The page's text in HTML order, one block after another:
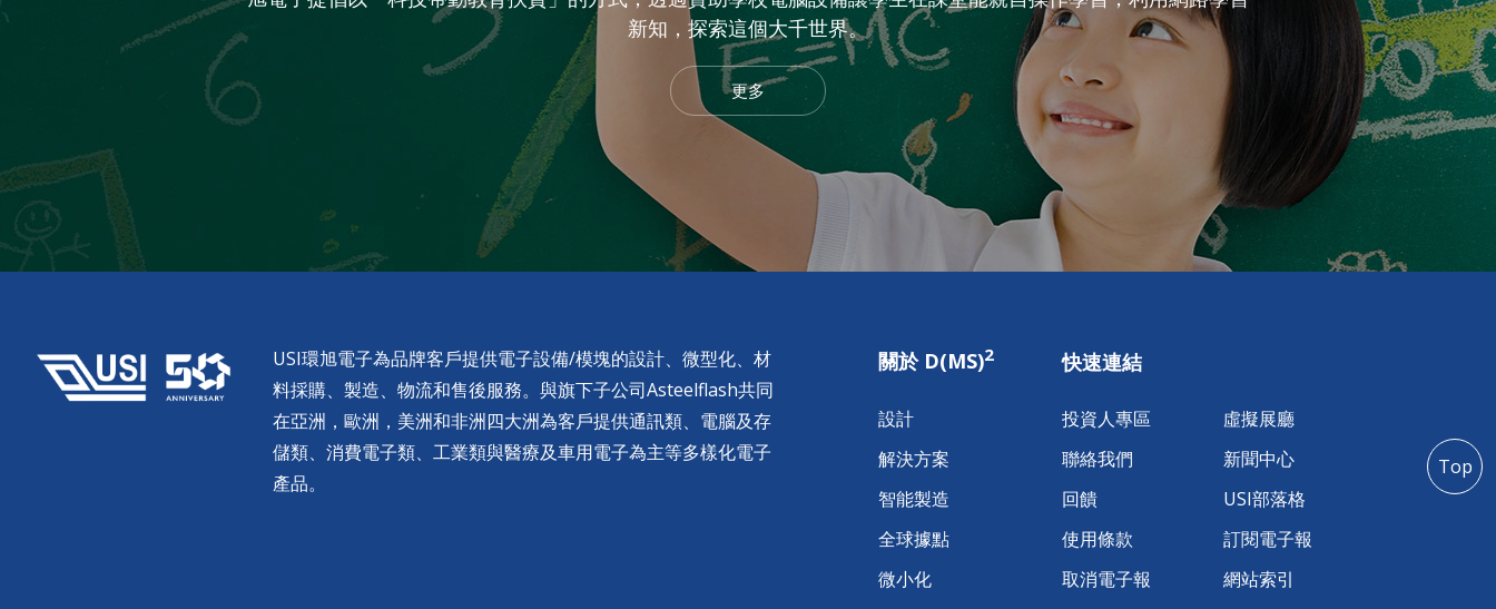
新知，探索這個大千世界。
更多
USI環旭電子為品牌客戶提供電子設備/模塊的設計、微型化、材
料採購、製造、物流和售後服務。與旗下子公司Asteelflash共同
在亞洲，歐洲，美洲和非洲四大洲為客戶提供通訊類、電腦及存
儲類、消費電子類、工業類與醫療及車用電子為主等多樣化電子
產品。
關於 D(MS)2
設計
解決方案
智能製造
全球據點
微小化
快速連結
投資人專區
虛擬展廳
聯絡我們
新聞中心
回饋
USI部落格
使用條款
訂閱電子報
取消電子報
網站索引
Top